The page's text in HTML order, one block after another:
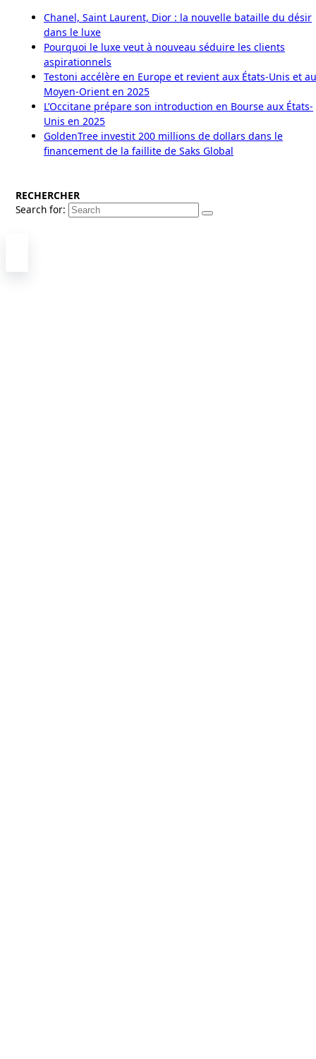
Chanel, Saint Laurent, Dior : la nouvelle bataille du désir
dans le luxe
Pourquoi le luxe veut à nouveau séduire les clients
aspirationnels
Testoni accélère en Europe et revient aux États-Unis et au
Moyen-Orient en 2025
L’Occitane prépare son introduction en Bourse aux États-
Unis en 2025
GoldenTree investit 200 millions de dollars dans le
financement de la faillite de Saks Global
RECHERCHER
Search for: